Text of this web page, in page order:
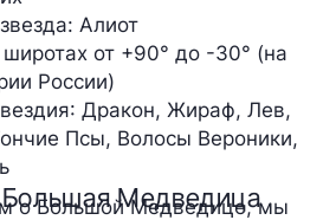
Алиот
широтах от +90° до -30° (на
России)
: Дракон, Жираф, Лев,
Псы, Волосы Вероники,
Большая Медведица
о Большой Медведице, мы